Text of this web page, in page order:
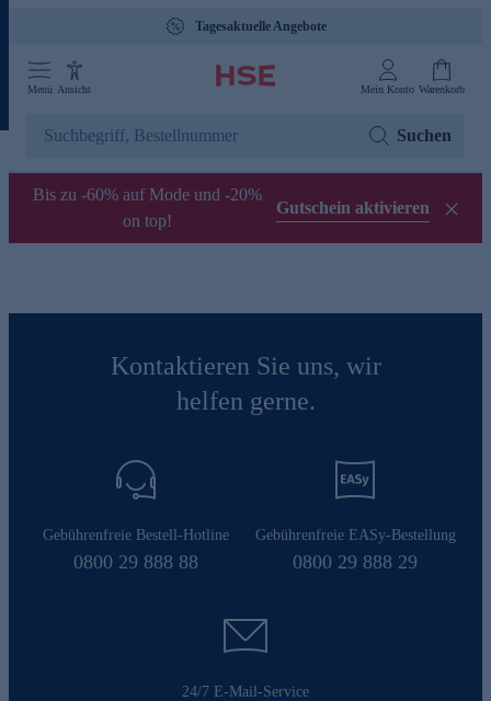
Tagesaktuelle Angebote
Menü Ansicht Mein Konto Warenkorb
Suchen
Bis zu -60% auf Mode und -20%
on top!
Gutschein aktivieren
Kontaktieren Sie uns, wir
helfen gerne.
Gebührenfreie Bestell-Hotline
0800 29 888 88
Gebührenfreie EASy-Bestellung
0800 29 888 29
24/7 E-Mail-Service